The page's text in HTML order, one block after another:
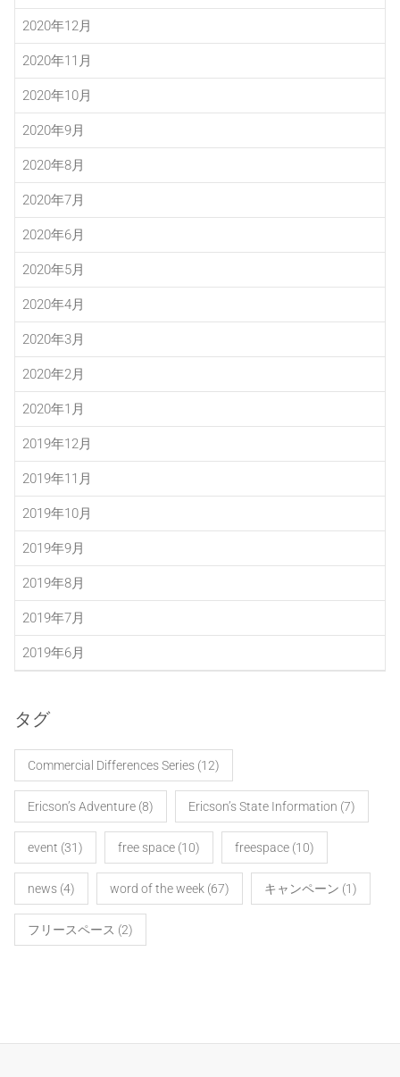
2020年12月
2020年11月
2020年10月
2020年9月
2020年8月
2020年7月
2020年6月
2020年5月
2020年4月
2020年3月
2020年2月
2020年1月
2019年12月
2019年11月
2019年10月
2019年9月
2019年8月
2019年7月
2019年6月
タグ
Commercial Differences Series(12)
Ericson’s Adventure(8) Ericson’s State Information (7)
event (31) free space(10) freespace(10)
news(4) word of the week (67) キャンペーン (1)
フリースペース (2)